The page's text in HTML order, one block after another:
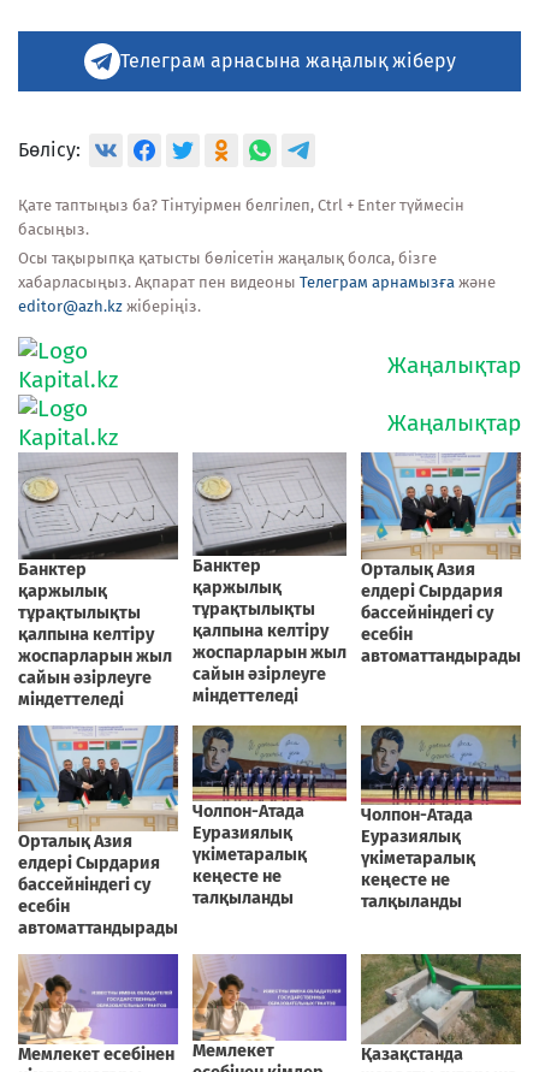
Телеграм арнасына жаңалық жіберу
Бөлісу:
Қате таптыңыз ба? Тінтуірмен белгілеп, Ctrl + Enter түймесін
басыңыз.
Осы тақырыпқа қатысты бөлісетін жаңалық болса, бізге
хабарласыңыз. Ақпарат пен видеоны Телеграм арнамызға және
editor@azh.kz жіберіңіз.